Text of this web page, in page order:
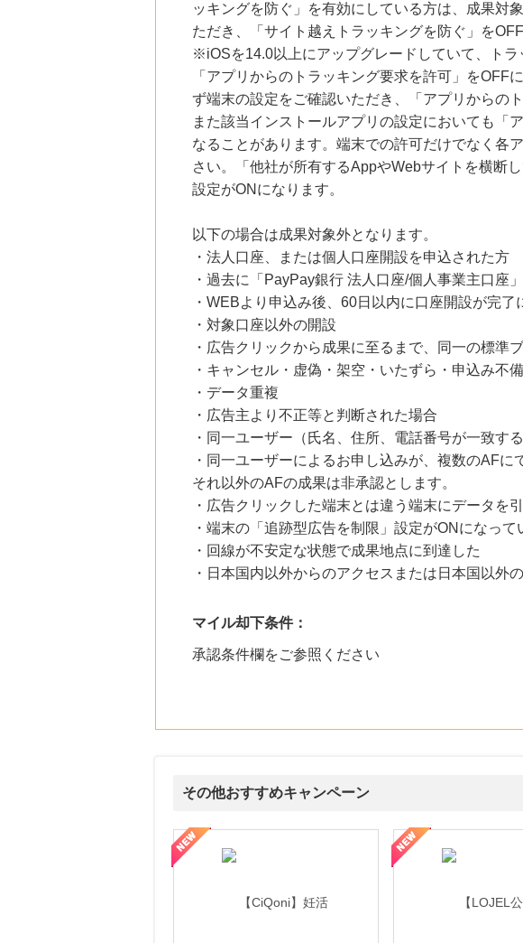
ッキングを防ぐ」を有効にしている方は、成果対
ただき、「サイト越えトラッキングを防ぐ」を
※iOSを14.0以上にアップグレードしていて、ト
「アプリからのトラッキング要求を許可」を
ず端末の設定をご確認いただき、「アプリからの
また該当インストールアプリの設定においても「
なることがあります。端末での許可だけでなく各
さい。「他社が所有するAppやWebサイトを横断
設定がONになります。
以下の場合は成果対象外となります。
・法人口座、または個人口座開設を申込された方
・過去に「PayPay銀行 法人口座/個人事業主口座
・WEBより申込み後、60日以内に口座開設が完了
・対象口座以外の開設
・広告クリックから成果に至るまで、同一の標準
・キャンセル・虚偽・架空・いたずら・申込み不備
・データ重複
・広告主より不正等と判断された場合
・同一ユーザー（氏名、住所、電話番号が一致す
・同一ユーザーによるお申し込みが、複数のAF
それ以外のAFの成果は非承認とします。
・広告クリックした端末とは違う端末にデータを
・端末の「追跡型広告を制限」設定がONになって
・回線が不安定な状態で成果地点に到達した
・日本国内以外からのアクセスまたは日本国以外
マイル却下条件：
承認条件欄をご参照ください
その他おすすめキャンペーン
【ロデオドライブ】創業70年の信頼と高価買取を実現！ブランド品・貴金属の無料査定
【ファビウス公式EC】すべての女性を美しくをテー